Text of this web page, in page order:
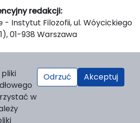
redakcji:
- Instytut Filozofii, ul. Wóycickiego
01-938 Warszawa
UKSW, ul. Dewajtis 5, domek
w
Odrzuć Akceptuj